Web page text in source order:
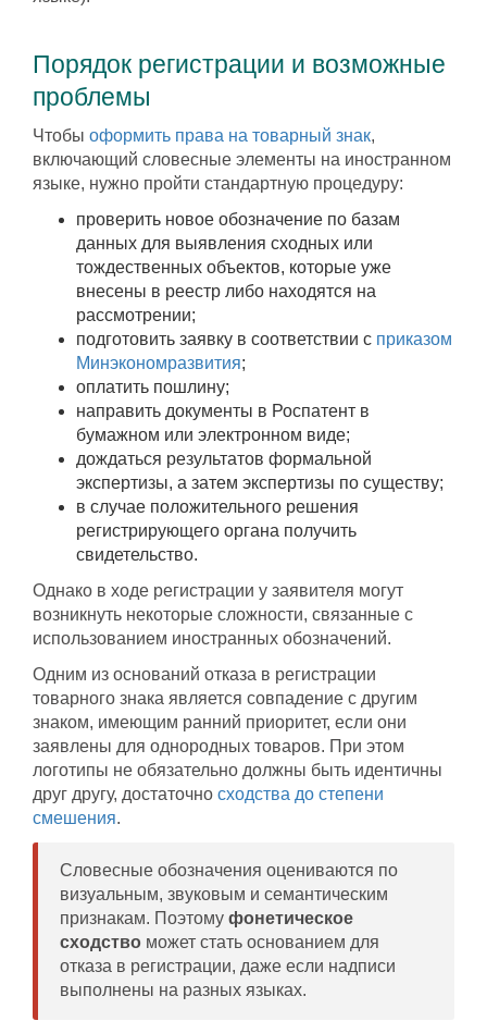
Порядок регистрации и возможные
проблемы
Чтобы оформить права на товарный знак,
включающий словесные элементы на иностранном
языке, нужно пройти стандартную процедуру:
проверить новое обозначение по базам
данных для выявления сходных или
тождественных объектов, которые уже
внесены в реестр либо находятся на
рассмотрении;
подготовить заявку в соответствии с приказом
Минэкономразвития;
оплатить пошлину;
направить документы в Роспатент в
бумажном или электронном виде;
дождаться результатов формальной
экспертизы, а затем экспертизы по существу;
в случае положительного решения
регистрирующего органа получить
свидетельство.
Однако в ходе регистрации у заявителя могут
возникнуть некоторые сложности, связанные с
использованием иностранных обозначений.
Одним из оснований отказа в регистрации
товарного знака является совпадение с другим
знаком, имеющим ранний приоритет, если они
заявлены для однородных товаров. При этом
логотипы не обязательно должны быть идентичны
друг другу, достаточно сходства до степени
смешения.
Словесные обозначения оцениваются по
визуальным, звуковым и семантическим
признакам. Поэтому фонетическое
сходство может стать основанием для
отказа в регистрации, даже если надписи
выполнены на разных языках.